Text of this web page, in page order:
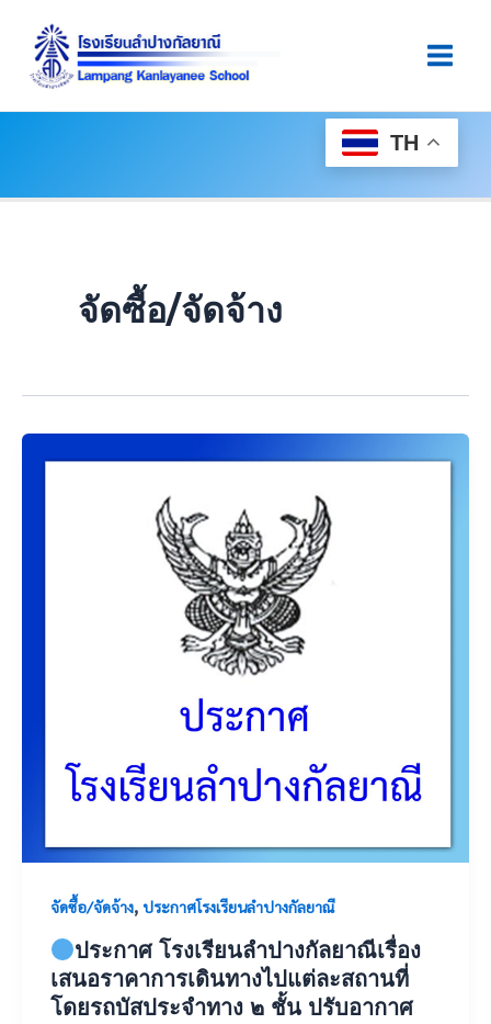
Content
TH
จัดซื้อ/จัดจ้าง
จัดซื้อ/จัดจ้าง, ประกาศโรงเรียนลำปางกัลยาณี
ประกาศ โรงเรียนลำปางกัลยาณีเรื่อง
เสนอราคาการเดินทางไปแต่ละสถานที่
โดยรถบัสประจำทาง ๒ ชั้น ปรับอากาศ